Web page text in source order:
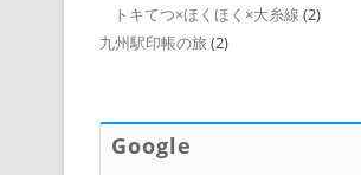
トキてつ×ほくほく×大糸線 (2)
九州駅印帳の旅 (2)
Google